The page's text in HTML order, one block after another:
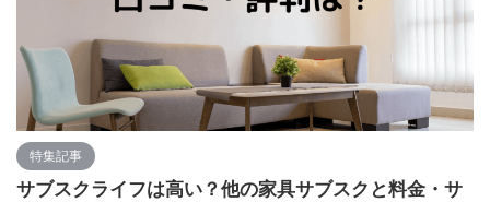
特集記事
サブスクライフは高い？他の家具サブスクと料金・サ